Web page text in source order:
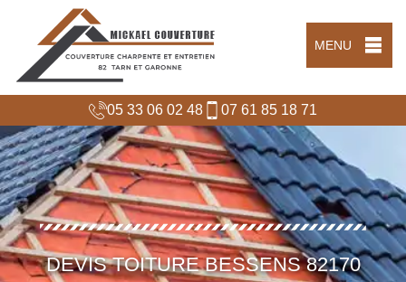
MENU
05 33 06 02 48 07 61 85 18 71
DEVIS TOITURE BESSENS 82170